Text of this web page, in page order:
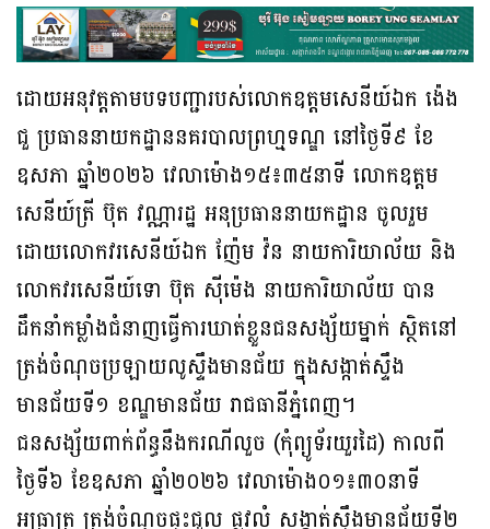
ដោយអនុវត្តតាមបទបញ្ជារបស់លោកឧត្តមសេនីយ៍ឯក ង៉េង
ជួ ប្រធាននាយកដ្ឋាននគរបាលព្រហ្មទណ្ឌ នៅថ្ងៃទី៩ ខែ
ឧសភា ឆ្នាំ២០២៦ វេលាម៉ោង១៥៖៣៥នាទី លោកឧត្តម
សេនីយ៍ត្រី ប៊ុត វណ្ណារដ្ឋ អនុប្រធាននាយកដ្ឋាន ចូលរួម
ដោយលោកវរសេនីយ៍ឯក ញ៉ែម វ៉ន នាយការិយាល័យ និង
លោកវរសេនីយ៍ទោ ប៊ុត ស៊ីម៉េង នាយការិយាល័យ បាន
ដឹកនាំកម្លាំងជំនាញធ្វើការឃាត់ខ្លួនជនសង្ស័យម្នាក់ ស្ថិតនៅ
ត្រង់ចំណុចប្រឡាយលូស្ទឹងមានជ័យ ក្នុងសង្កាត់ស្ទឹង
មានជ័យទី១ ខណ្ឌមានជ័យ រាជធានីភ្នំពេញ។
ជនសង្ស័យពាក់ព័ន្ធនឹងករណីលួច (កុំព្យូទ័រយួរដៃ) កាលពី
ថ្ងៃទី៦ ខែឧសភា ឆ្នាំ២០២៦ វេលាម៉ោង០១៖៣០នាទី
អធ្រាត្រ ត្រង់ចំណុចផ្ទះជួល ផ្លូវលំ សង្កាត់ស្ទឹងមានជ័យទី២